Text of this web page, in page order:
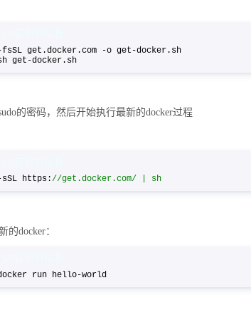
get.docker.com -o get-docker.sh
get-docker.sh
的密码，然后开始执行最新的docker过程
https://get.docker.com/ | sh
的docker：
run hello-world